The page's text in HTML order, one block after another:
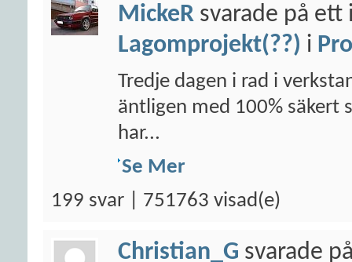
MickeR svarade på ett
Lagomprojekt(??) i
Tredje dagen i rad i
äntligen med 100% säkert
har...
Se Mer
199 svar | 751763 visad(e)
Christian_G svarade